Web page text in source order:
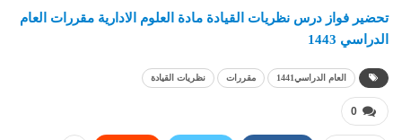
تحضير فواز درس نظريات القيادة مادة العلوم الادارية مقررات العام
الدراسي 1443
العام الدراسي1441 مقررات نظريات القيادة
0